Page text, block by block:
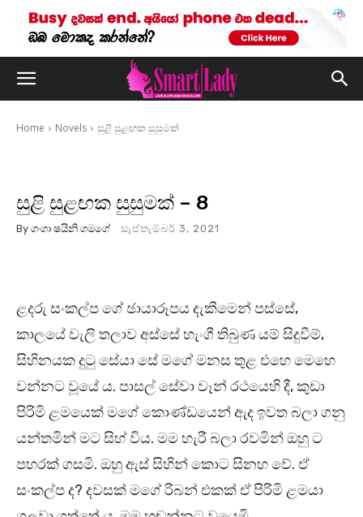
Home Novels සුළි සුළඟක සුසුමක්
සුළි සුළඟක සුසුමක් – 8
By ගංගා ෂයිනි ගමගේ සැප්තැම්බර් 3, 2021
ළදරු සංකල්ප ගේ ඡායාරූපය දැකීමෙන් පස්සේ,
කාලයේ වැලි තලාව අස්සේ හැංගී තිබුණ යම් සිදුවීම්,
සිහිනයක දුටු සේයා සේ මගේ මනස තුළ එහෙ මෙහෙ
වන්නට වූයේ ය. පාසල් සේවා වෑන් රථයෙහි දී, කුඩා
පිරිමි ළමයෙක් මගේ කොණ්ඩයෙන් ඇද ඉවත බලා ගනු
යන්තමින් මට සිහ් විය. මම හැරී බලා රවමින් ඔහු ට
පහරක් ගසමි. ඔහු ඇස් සිහින් කොට සිනහ වේ. ඒ
සංකල්ප ද? දවසක් මගේ රිබන් එකක් ඒ පිරිමි ළමයා